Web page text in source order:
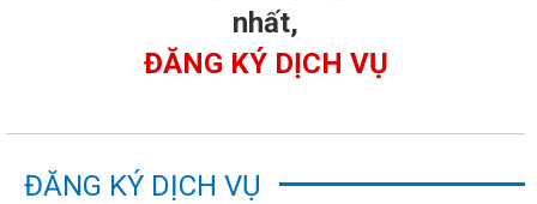
nhất,
ĐĂNG KÝ DỊCH VỤ
ĐĂNG KÝ DỊCH VỤ